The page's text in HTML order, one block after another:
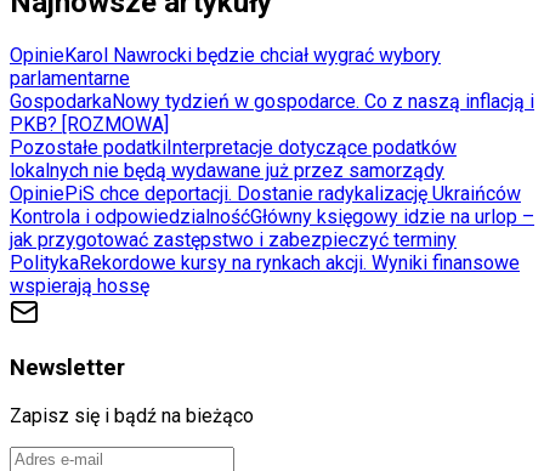
OpinieKarol Nawrocki będzie chciał wygrać wybory
parlamentarne
GospodarkaNowy tydzień w gospodarce. Co z naszą inflacją i
PKB? [ROZMOWA]
Pozostałe podatki Interpretacje dotyczące podatków
lokalnych nie będą wydawane już przez samorządy
OpiniePiS chce deportacji. Dostanie radykalizację Ukraińców
Kontrola i odpowiedzialnośćGłówny księgowy idzie na urlop –
jak przygotować zastępstwo i zabezpieczyć terminy
PolitykaRekordowe kursy na rynkach akcji. Wyniki finansowe
wspierają hossę
Newsletter
Zapisz się i bądź na bieżąco